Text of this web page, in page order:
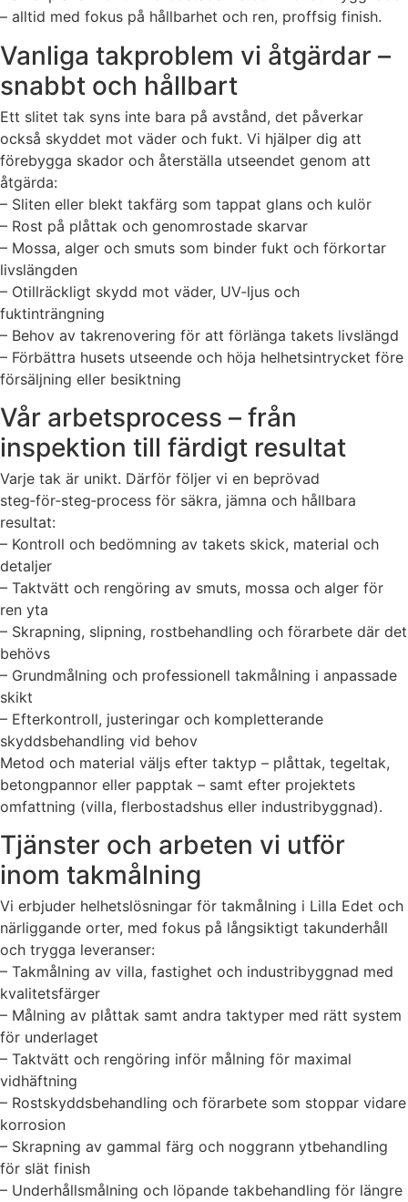
– alltid med fokus på hållbarhet och ren, proffsig finish.
Vanliga takproblem vi åtgärdar –
snabbt och hållbart
Ett slitet tak syns inte bara på avstånd, det påverkar
också skyddet mot väder och fukt. Vi hjälper dig att
förebygga skador och återställa utseendet genom att
åtgärda:
– Sliten eller blekt takfärg som tappat glans och kulör
– Rost på plåttak och genomrostade skarvar
– Mossa, alger och smuts som binder fukt och förkortar
livslängden
– Otillräckligt skydd mot väder, UV‑ljus och
fuktinträngning
– Behov av takrenovering för att förlänga takets livslängd
– Förbättra husets utseende och höja helhetsintrycket före
försäljning eller besiktning
Vår arbetsprocess – från
inspektion till färdigt resultat
Varje tak är unikt. Därför följer vi en beprövad
steg‑för‑steg‑process för säkra, jämna och hållbara
resultat:
– Kontroll och bedömning av takets skick, material och
detaljer
– Taktvätt och rengöring av smuts, mossa och alger för
ren yta
– Skrapning, slipning, rostbehandling och förarbete där det
behövs
– Grundmålning och professionell takmålning i anpassade
skikt
– Efterkontroll, justeringar och kompletterande
skyddsbehandling vid behov
Metod och material väljs efter taktyp – plåttak, tegeltak,
betongpannor eller papptak – samt efter projektets
omfattning (villa, flerbostadshus eller industribyggnad).
Tjänster och arbeten vi utför
inom takmålning
Vi erbjuder helhetslösningar för takmålning i Lilla Edet och
närliggande orter, med fokus på långsiktigt takunderhåll
och trygga leveranser:
– Takmålning av villa, fastighet och industribyggnad med
kvalitetsfärger
– Målning av plåttak samt andra taktyper med rätt system
för underlaget
– Taktvätt och rengöring inför målning för maximal
vidhäftning
– Rostskyddsbehandling och förarbete som stoppar vidare
korrosion
– Skrapning av gammal färg och noggrann ytbehandling
för slät finish
– Underhållsmålning och löpande takbehandling för längre